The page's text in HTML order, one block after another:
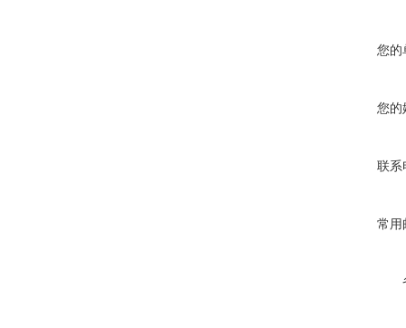
您的
您的
联系
常用